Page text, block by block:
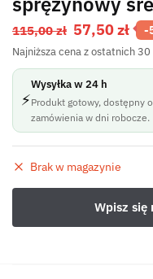
115,00zł 57,50zł -
Najniższa cena z ostatnich
⚡
Wysyłka w 24 h
Produkt gotowy, dostępny
zamówienia w dni robocze.
Brak w magazynie